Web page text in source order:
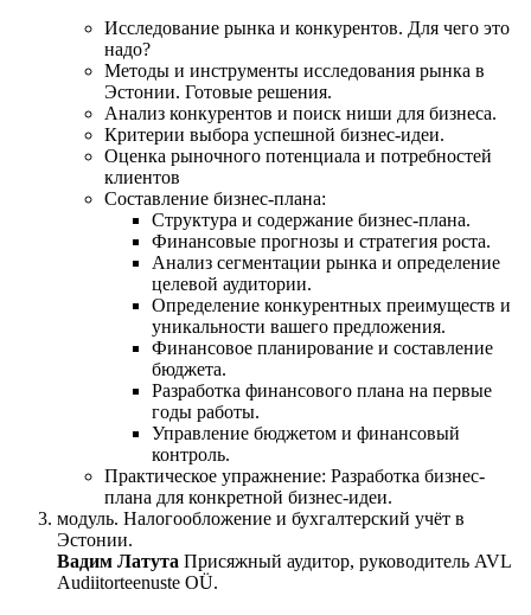
Исследование рынка и конкурентов. Для чего это
надо?
Методы и инструменты исследования рынка в
Эстонии. Готовые решения.
Анализ конкурентов и поиск ниши для бизнеса.
Критерии выбора успешной бизнес-идеи.
Оценка рыночного потенциала и потребностей
клиентов
Составление бизнес-плана:
Структура и содержание бизнес-плана.
Финансовые прогнозы и стратегия роста.
Анализ сегментации рынка и определение
целевой аудитории.
Определение конкурентных преимуществ и
уникальности вашего предложения.
Финансовое планирование и составление
бюджета.
Разработка финансового плана на первые
годы работы.
Управление бюджетом и финансовый
контроль.
Практическое упражнение: Разработка бизнес-
плана для конкретной бизнес-идеи.
модуль. Налогообложение и бухгалтерский учёт в
Эстонии.
Вадим Латута Присяжный аудитор, руководитель AVL
Audiitorteenuste OÜ.